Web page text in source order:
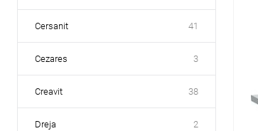
Cersanit 41
Cezares 3
Creavit 38
Dreja 2